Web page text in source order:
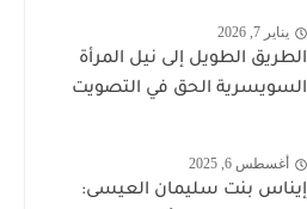
يناير 7, 2026
الطريق الطويل إلى نيل المرأة
السويسرية الحق في التصويت
أغسطس 6, 2025
إيناس بنت سليمان العيسى: